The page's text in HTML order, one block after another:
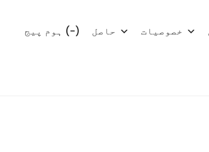
ہوم پیج (-) حاصل خصوصیات